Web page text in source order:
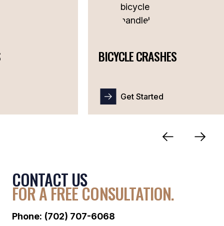
BICYCLE CRASHES
CONTACT US
FOR A FREE CONSULTATION.
Phone: (702) 707-6068